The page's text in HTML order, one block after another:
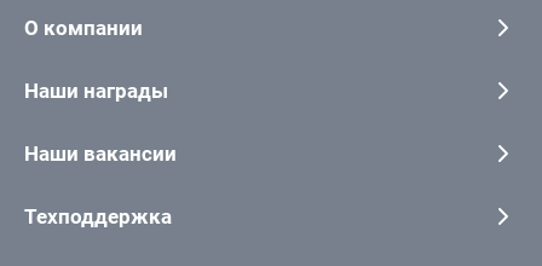
О компании
Наши награды
Наши вакансии
Техподдержка